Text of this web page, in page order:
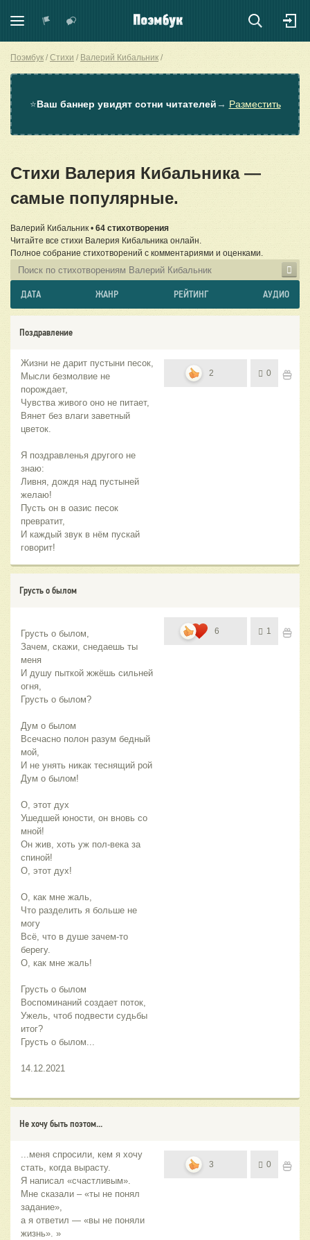
Поэмбук Стихи Валерий Кибальник
⭐Ваш баннер увидят сотни читателей → Разместить
Стихи Валерия Кибальника —
самые популярные.
Валерий Кибальник • 64 стихотворения
Читайте все стихи Валерия Кибальника онлайн.
Полное собрание стихотворений с комментариями и оценками.
ДАТА ЖАНР РЕЙТИНГ АУДИО
Поздравление
Жизни не дарит пустыни песок,
Мысли безмолвие не
порождает,
Чувства живого оно не питает,
Вянет без влаги заветный
цветок.
Я поздравленья другого не
знаю:
Ливня, дождя над пустыней
желаю!
Пусть он в оазис песок
превратит,
И каждый звук в нём пускай
говорит!
2 0
Грусть о былом
Грусть о былом,
Зачем, скажи, снедаешь ты
меня
И душу пыткой жжёшь сильней
огня,
Грусть о былом?
Дум о былом
Всечасно полон разум бедный
мой,
И не унять никак теснящий рой
Дум о былом!
О, этот дух
Ушедшей юности, он вновь со
мной!
Он жив, хоть уж пол-века за
спиной!
О, этот дух!
О, как мне жаль,
Что разделить я больше не
могу
Всё, что в душе зачем-то
берегу.
О, как мне жаль!
Грусть о былом
Воспоминаний создает поток,
Ужель, чтоб подвести судьбы
итог?
Грусть о былом...
14.12.2021
6 1
Не хочу быть поэтом...
...меня спросили, кем я хочу
стать, когда вырасту.
Я написал «счастливым».
Мне сказали – «ты не понял
задание»,
а я ответил — «вы не поняли
жизнь». »
3 0